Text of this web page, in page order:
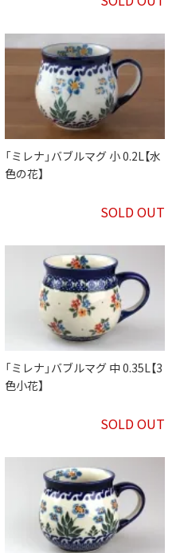
「ミレナ」バブルマグ 小 0.2L【水
色の花】
SOLD OUT
「ミレナ」バブルマグ 中 0.35L【3
色小花】
SOLD OUT